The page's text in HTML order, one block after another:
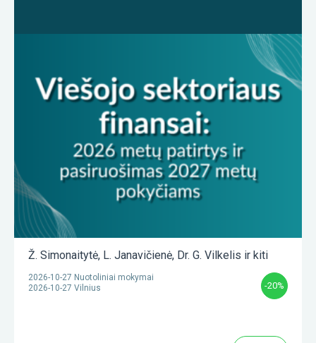
Ž. Simonaitytė, L. Janavičienė, Dr. G. Vilkelis ir kiti
2026-10-27 Nuotoliniai mokymai
2026-10-27 Vilnius
-20%